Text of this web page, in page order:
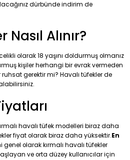
dürbünde indirim de
Alınır?
olarak 18 yaşını doldurmuş olmanız
kişiler herhangi bir evrak vermeden
gerektir mi? Havalı tüfekler de
havalı tüfek modelleri biraz daha
fiyat olarak biraz daha yüksektir.En
genel olarak kırmalı havalı tüfekler
ve orta düzey kullanıcılar için